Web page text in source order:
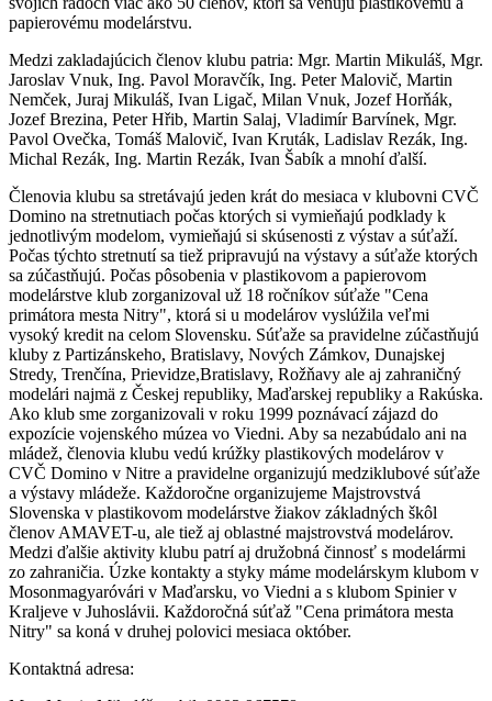
papierovému modelárstvu.
Medzi zakladajúcich členov klubu patria: Mgr. Martin Mikuláš, Mgr.
Jaroslav Vnuk, Ing. Pavol Moravčík, Ing. Peter Malovič, Martin
Nemček, Juraj Mikuláš, Ivan Ligač, Milan Vnuk, Jozef Horňák,
Jozef Brezina, Peter Hřib, Martin Salaj, Vladimír Barvínek, Mgr.
Pavol Ovečka, Tomáš Malovič, Ivan Kruták, Ladislav Rezák, Ing.
Michal Rezák, Ing. Martin Rezák, Ivan Šabík a mnohí ďalší.
Členovia klubu sa stretávajú jeden krát do mesiaca v klubovni CVČ
Domino na stretnutiach počas ktorých si vymieňajú podklady k
jednotlivým modelom, vymieňajú si skúsenosti z výstav a súťaží.
Počas týchto stretnutí sa tiež pripravujú na výstavy a súťaže ktorých
sa zúčastňujú. Počas pôsobenia v plastikovom a papierovom
modelárstve klub zorganizoval už 18 ročníkov súťaže "Cena
primátora mesta Nitry", ktorá si u modelárov vyslúžila veľmi
vysoký kredit na celom Slovensku. Súťaže sa pravidelne zúčastňujú
kluby z Partizánskeho, Bratislavy, Nových Zámkov, Dunajskej
Stredy, Trenčína, Prievidze,Bratislavy, Rožňavy ale aj zahraničný
modelári najmä z Českej republiky, Maďarskej republiky a Rakúska.
Ako klub sme zorganizovali v roku 1999 poznávací zájazd do
expozície vojenského múzea vo Viedni. Aby sa nezabúdalo ani na
mládež, členovia klubu vedú krúžky plastikových modelárov v
CVČ Domino v Nitre a pravidelne organizujú medziklubové súťaže
a výstavy mládeže. Každoročne organizujeme Majstrovstvá
Slovenska v plastikovom modelárstve žiakov základných škôl
členov AMAVET-u, ale tiež aj oblastné majstrovstvá modelárov.
Medzi ďalšie aktivity klubu patrí aj družobná činnosť s modelármi
zo zahraničia. Úzke kontakty a styky máme modelárskym klubom v
Mosonmagyaróvári v Maďarsku, vo Viedni a s klubom Spinier v
Kraljeve v Juhoslávii. Každoročná súťaž "Cena primátora mesta
Nitry" sa koná v druhej polovici mesiaca október.
Kontaktná adresa: